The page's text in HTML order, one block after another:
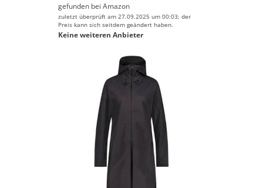
gefunden bei Amazon
zuletzt überprüft am 27.09.2025 um 00:03; der
Preis kann sich seitdem geändert haben.
Keine weiteren Anbieter